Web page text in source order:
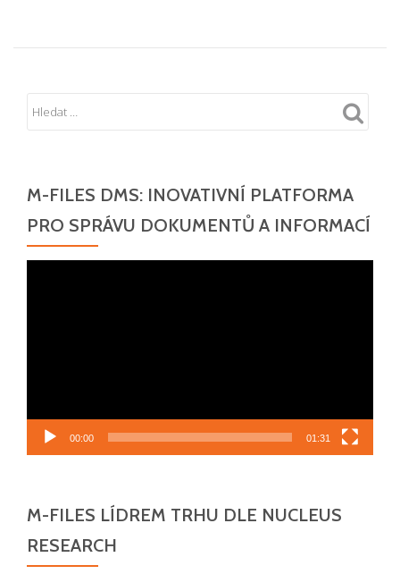
M-FILES DMS: INOVATIVNÍ PLATFORMA
PRO SPRÁVU DOKUMENTŮ A INFORMACÍ
00:00 01:31
M-FILES LÍDREM TRHU DLE NUCLEUS
RESEARCH